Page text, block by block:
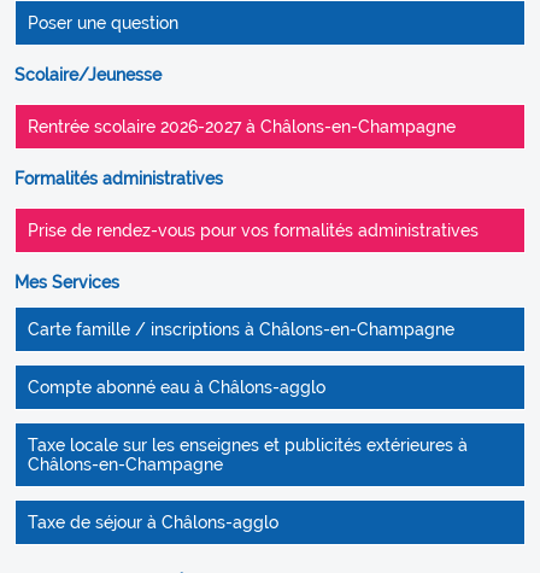
Poser une question
Scolaire/Jeunesse
Rentrée scolaire 2026-2027 à Châlons-en-Champagne
Formalités administratives
Prise de rendez-vous pour vos formalités administratives
Mes Services
Carte famille / inscriptions à Châlons-en-Champagne
Compte abonné eau à Châlons-agglo
Taxe locale sur les enseignes et publicités extérieures à
Châlons-en-Champagne
Taxe de séjour à Châlons-agglo